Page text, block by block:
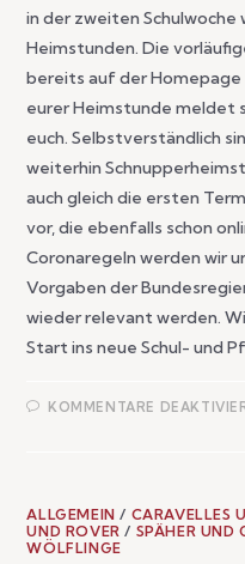
in der zweiten Schulwoche
Heimstunden. Die
bereits auf der Homepage
eurer Heimstunde meldet
euch. Selbstverständlich
weiterhin
auch gleich die ersten
vor, die ebenfalls schon
Coronaregeln werden wir
Vorgaben der
wieder relevant werden.
Start ins neue Schul- und
KOMMENTARE
ALLGEMEIN / CARAVELLES
UND ROVER / SPÄHER UND
WÖLFLINGE